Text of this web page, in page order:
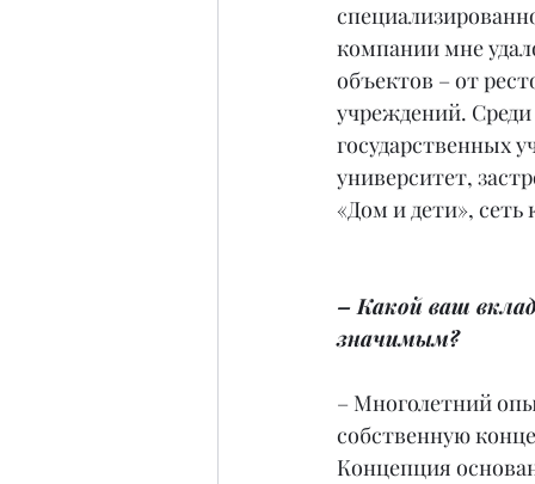
компании мне
объектов – от
учреждений.
государственных
университет,
«Дом и дети», сеть
– Какой ваш
значимым?
– Многолетний
собственную
Концепция